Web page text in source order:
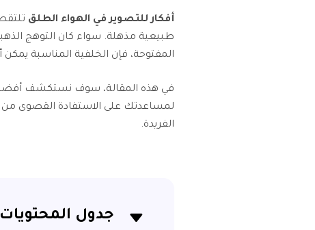
أفكار للتصوير في الهواء الطلق
طبيعية مذهلة. سواء كان التوهج
المفتوحة، فإن الخلفية المناسبة
في هذه المقالة، سوف نستكشف أفضل
لمساعدتك على الاستفادة القصوى من
الفريدة.
جدول المحتويات